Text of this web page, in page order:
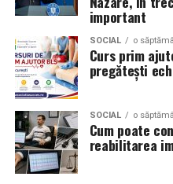
Isabela Alexandruoferă
și psihoterapie. Lucrează
să se înțeleagă mai bine și
trebuie să înceapă de la ea.
Oana Teslarueste
investiții imobiliare. A ales
într-un domeniu în care
greu și se pierde repede.
important
SOCIAL o
Curs prim
pregătești
SOCIAL o
Cum poate
reabilitarea